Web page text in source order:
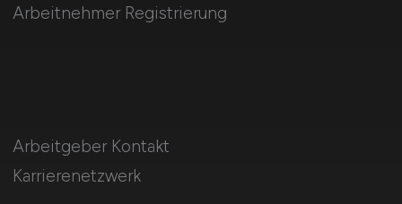
Arbeitnehmer Registrierung
Arbeitgeber Kontakt
Karrierenetzwerk